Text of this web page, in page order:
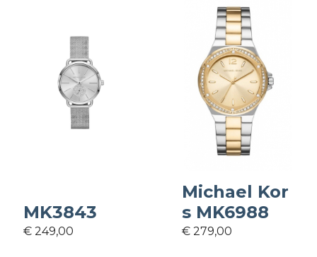
MK3843
€ 249,00
Michael Kor
s MK6988
€ 279,00